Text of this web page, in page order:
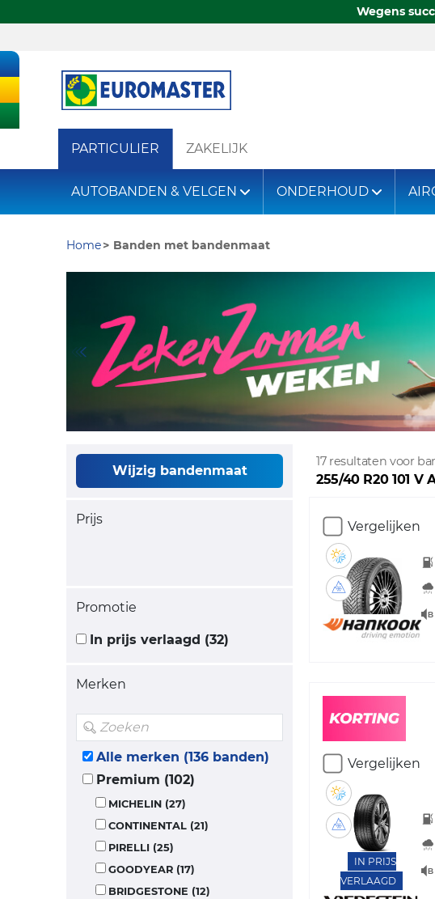
Wegens
PARTICULIER ZAKELIJK
AUTOBANDEN & VELGEN ONDERHOUD
Home Banden met bandenmaat
Wijzig bandenmaat
Prijs
Promotie
In prijs verlaagd (32)
Merken
Alle merken (136 banden)
Premium (102)
MICHELIN (27)
CONTINENTAL (21)
PIRELLI (25)
GOODYEAR (17)
BRIDGESTONE (12)
17 resultaten voor
255/40 R20 101 V
Vergelijken
Vergelijken
IN PRIJS
VERLAAGD